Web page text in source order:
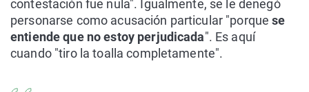
contestación fue nula". Igualmente, se le denegó
personarse como acusación particular "porquese
entiende que no estoy perjudicada". Es aquí
cuando "tiro la toalla completamente".